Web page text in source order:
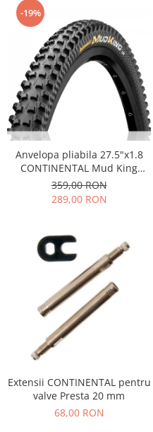
-19%
Anvelopa pliabila 27.5"x1.8
CONTINENTAL Mud King
Protection (47-584), negru
359,00 RON
289,00 RON
Extensii CONTINENTAL pentru
valve Presta 20 mm
68,00 RON